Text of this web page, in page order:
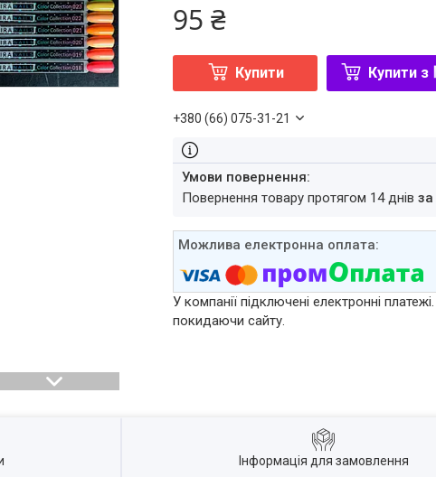
95 ₴
Купити Купити з
+380 (66) 075-31-21
повернення товару протягом 14 днів
У компанії підключені електронні
покидаючи сайту.
Інформація для замовлення